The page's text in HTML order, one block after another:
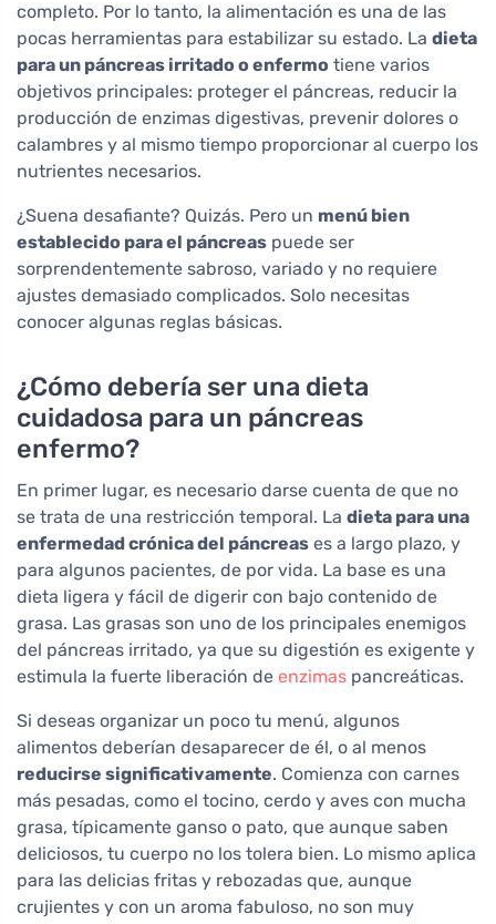
completo. Por lo tanto, la alimentación es una de las
pocas herramientas para estabilizar su estado. La dieta
para un páncreas irritado o enfermo tiene varios
objetivos principales: proteger el páncreas, reducir la
producción de enzimas digestivas, prevenir dolores o
calambres y al mismo tiempo proporcionar al cuerpo los
nutrientes necesarios.
¿Suena desafiante? Quizás. Pero un menú bien
establecido para el páncreas puede ser
sorprendentemente sabroso, variado y no requiere
ajustes demasiado complicados. Solo necesitas
conocer algunas reglas básicas.
¿Cómo debería ser una dieta
cuidadosa para un páncreas
enfermo?
En primer lugar, es necesario darse cuenta de que no
se trata de una restricción temporal. La dieta para una
enfermedad crónica del páncreas es a largo plazo, y
para algunos pacientes, de por vida. La base es una
dieta ligera y fácil de digerir con bajo contenido de
grasa. Las grasas son uno de los principales enemigos
del páncreas irritado, ya que su digestión es exigente y
estimula la fuerte liberación de enzimas pancreáticas.
Si deseas organizar un poco tu menú, algunos
alimentos deberían desaparecer de él, o al menos
reducirse significativamente. Comienza con carnes
más pesadas, como el tocino, cerdo y aves con mucha
grasa, típicamente ganso o pato, que aunque saben
deliciosos, tu cuerpo no los tolera bien. Lo mismo aplica
para las delicias fritas y rebozadas que, aunque
crujientes y con un aroma fabuloso, no son muy